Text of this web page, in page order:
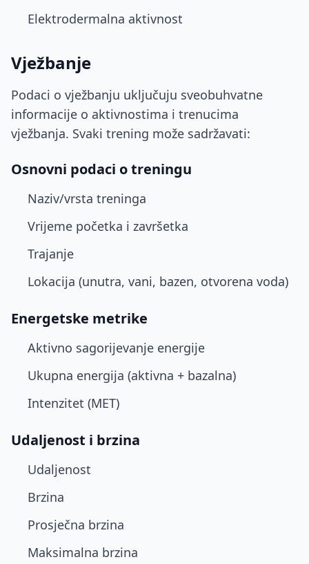
Elektrodermalna aktivnost
Vježbanje
Podaci o vježbanju uključuju sveobuhvatne
informacije o aktivnostima i trenucima
vježbanja. Svaki trening može sadržavati:
Osnovni podaci o treningu
Naziv/vrsta treninga
Vrijeme početka i završetka
Trajanje
Lokacija (unutra, vani, bazen, otvorena voda)
Energetske metrike
Aktivno sagorijevanje energije
Ukupna energija (aktivna + bazalna)
Intenzitet (MET)
Udaljenost i brzina
Udaljenost
Brzina
Prosječna brzina
Maksimalna brzina